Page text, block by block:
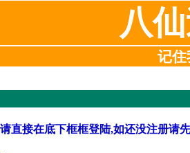
八
记住
直接在底下框框登陆,如还没注册请